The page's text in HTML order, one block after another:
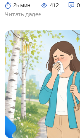
25 мин. 412 0
Читать далее